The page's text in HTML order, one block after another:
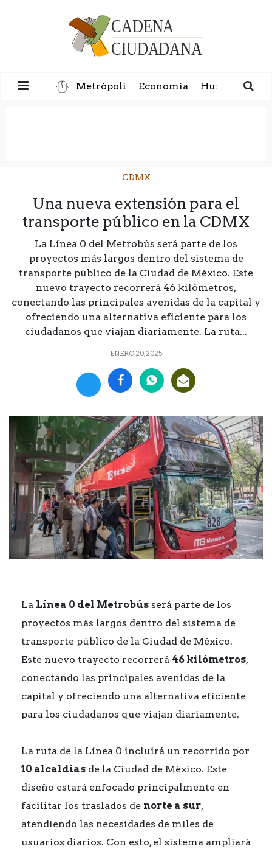
Metrópoli Economía Humanidad
CDMX
Una nueva extensión para el
transporte público en la CDMX
La Línea 0 del Metrobús será parte de los
proyectos más largos dentro del sistema de
transporte público de la Ciudad de México. Este
nuevo trayecto recorrerá 46 kilómetros,
conectando las principales avenidas de la capital y
ofreciendo una alternativa eficiente para los
ciudadanos que viajan diariamente. La ruta...
ENERO 20, 2025
La Línea 0 del Metrobús será parte de los
proyectos más largos dentro del sistema de
transporte público de la Ciudad de México.
Este nuevo trayecto recorrerá 46 kilómetros,
conectando las principales avenidas de la
capital y ofreciendo una alternativa eficiente
para los ciudadanos que viajan diariamente.
La ruta de la Línea 0 incluirá un recorrido por
10 alcaldías de la Ciudad de México. Este
diseño estará enfocado principalmente en
facilitar los traslados de norte a sur,
atendiendo las necesidades de miles de
usuarios diarios. Con esto, el sistema ampliará